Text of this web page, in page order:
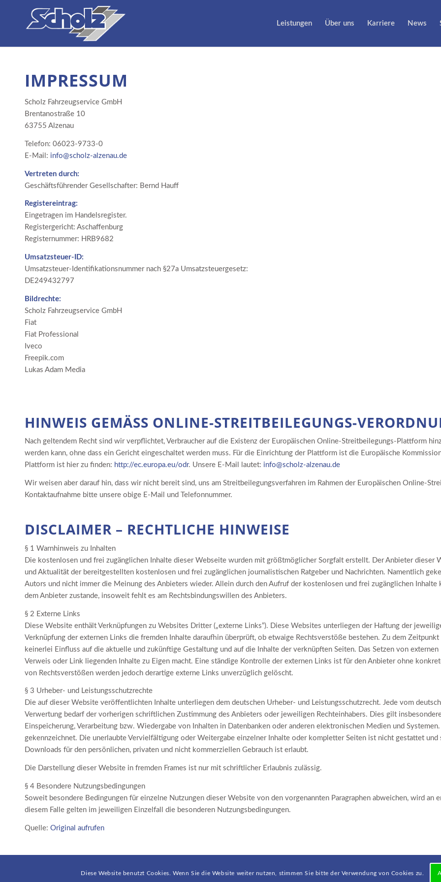
Leistungen Über uns Karriere News
IMPRESSUM
Scholz Fahrzeugservice GmbH
Brentanostraße 10
63755 Alzenau
Telefon: 06023-9733-0
E-Mail: info@scholz-alzenau.de
Vertreten durch:
Geschäftsführender Gesellschafter: Bernd Hauff
Registereintrag:
Eingetragen im Handelsregister.
Registergericht: Aschaffenburg
Registernummer: HRB9682
Umsatzsteuer-ID:
Umsatzsteuer-Identifikationsnummer nach §27a Umsatzsteuergesetz:
DE249432797
Bildrechte:
Scholz Fahrzeugservice GmbH
Fiat
Fiat Professional
Iveco
Freepik.com
Lukas Adam Media
HINWEIS GEMÄSS ONLINE-STREITBEILEGUNGS-
Nach geltendem Recht sind wir verpflichtet, Verbraucher auf die Existenz der Europäischen Online-Streitbeilegungs-Plattform
werden kann, ohne dass ein Gericht eingeschaltet werden muss. Für die Einrichtung der Plattform ist die Europäische
Plattform ist hier zu finden: http://ec.europa.eu/odr. Unsere E-Mail lautet: info@scholz-alzenau.de
Wir weisen aber darauf hin, dass wir nicht bereit sind, uns am Streitbeilegungsverfahren im Rahmen der Europäischen Online-
Kontaktaufnahme bitte unsere obige E-Mail und Telefonnummer.
DISCLAIMER – RECHTLICHE HINWEISE
§ 1 Warnhinweis zu Inhalten
Die kostenlosen und frei zugänglichen Inhalte dieser Webseite wurden mit größtmöglicher Sorgfalt erstellt. Der Anbieter
und Aktualität der bereitgestellten kostenlosen und frei zugänglichen journalistischen Ratgeber und Nachrichten. Namentlich
Autors und nicht immer die Meinung des Anbieters wieder. Allein durch den Aufruf der kostenlosen und frei zugänglichen
dem Anbieter zustande, insoweit fehlt es am Rechtsbindungswillen des Anbieters.
§ 2 Externe Links
Diese Website enthält Verknüpfungen zu Websites Dritter („externe Links“). Diese Websites unterliegen der Haftung der
Verknüpfung der externen Links die fremden Inhalte daraufhin überprüft, ob etwaige Rechtsverstöße bestehen. Zu dem
keinerlei Einfluss auf die aktuelle und zukünftige Gestaltung und auf die Inhalte der verknüpften Seiten. Das Setzen von
Verweis oder Link liegenden Inhalte zu Eigen macht. Eine ständige Kontrolle der externen Links ist für den Anbieter ohne
von Rechtsverstößen werden jedoch derartige externe Links unverzüglich gelöscht.
§ 3 Urheber- und Leistungsschutzrechte
Die auf dieser Website veröffentlichten Inhalte unterliegen dem deutschen Urheber- und Leistungsschutzrecht. Jede vom
Verwertung bedarf der vorherigen schriftlichen Zustimmung des Anbieters oder jeweiligen Rechteinhabers. Dies gilt
Einspeicherung, Verarbeitung bzw. Wiedergabe von Inhalten in Datenbanken oder anderen elektronischen Medien und
gekennzeichnet. Die unerlaubte Vervielfältigung oder Weitergabe einzelner Inhalte oder kompletter Seiten ist nicht gestattet
Downloads für den persönlichen, privaten und nicht kommerziellen Gebrauch ist erlaubt.
Die Darstellung dieser Website in fremden Frames ist nur mit schriftlicher Erlaubnis zulässig.
§ 4 Besondere Nutzungsbedingungen
Soweit besondere Bedingungen für einzelne Nutzungen dieser Website von den vorgenannten Paragraphen abweichen, wird an
diesem Falle gelten im jeweiligen Einzelfall die besonderen Nutzungsbedingungen.
Quelle: Original aufrufen
Diese Website benutzt Cookies. Wenn Sie die Website weiter nutzen, stimmen Sie bitte der Verwendung von Cookies zu.